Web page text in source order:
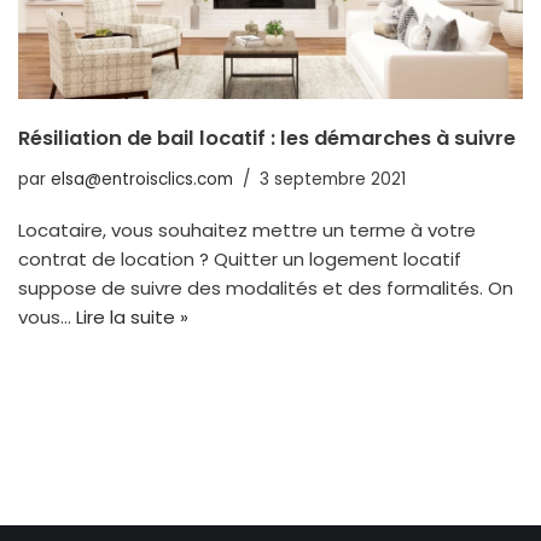
Résiliation de bail locatif : les démarches à suivre
par elsa@entroisclics.com 3 septembre 2021
Locataire, vous souhaitez mettre un terme à votre
contrat de location ? Quitter un logement locatif
suppose de suivre des modalités et des formalités. On
vous… Lire la suite »